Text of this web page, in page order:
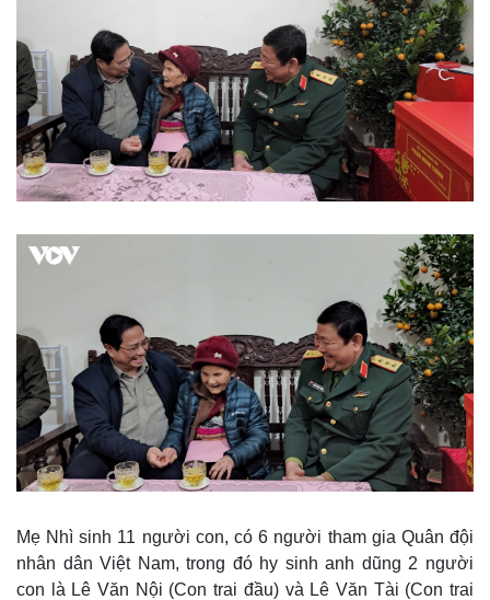
Văn hóa
Sân khấu - Điện ảnh
Văn học
Âm nhạc
Di sản
Giải trí
Nghệ sĩ
Thời trang
Sao Việt
Mẹ Nhì sinh 11 người con, có 6 người tham gia Quân đội
nhân dân Việt Nam, trong đó hy sinh anh dũng 2 người
con là Lê Văn Nội (Con trai đầu) và Lê Văn Tài (Con trai